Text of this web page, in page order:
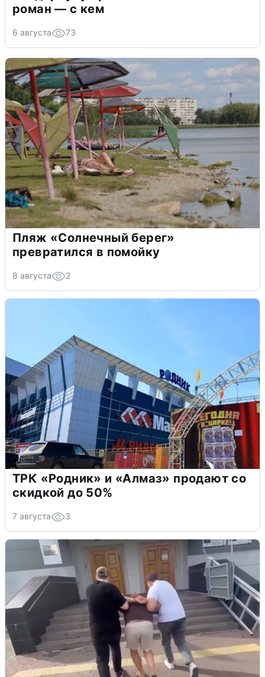
роман — с кем
6 августа 73
Пляж «Солнечный берег»
превратился в помойку
8 августа 2
ТРК «Родник» и «Алмаз» продают со
скидкой до 50%
7 августа 3